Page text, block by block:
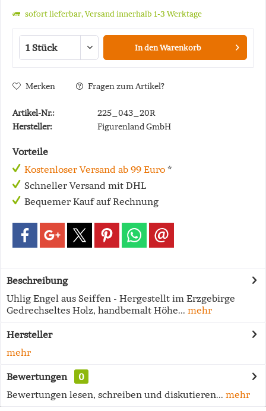
sofort lieferbar, Versand innerhalb 1-3 Werktage
In denWarenkorb
Merken Fragen zum Artikel?
Artikel-Nr.:
225_043_20R
Hersteller:
Figurenland GmbH
Vorteile
Kostenloser Versand ab 99 Euro *
Schneller Versand mit DHL
Bequemer Kauf auf Rechnung
Beschreibung
Uhlig Engel aus Seiffen - Hergestellt im Erzgebirge
Gedrechseltes Holz, handbemalt Höhe... mehr
Hersteller
mehr
Bewertungen
0
Bewertungen lesen, schreiben und diskutieren... mehr